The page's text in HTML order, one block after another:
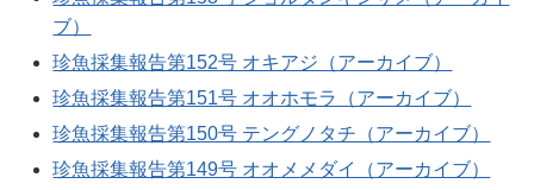
ブ）
珍魚採集報告第152号 オキアジ（アーカイブ）
珍魚採集報告第151号 オオホモラ（アーカイブ）
珍魚採集報告第150号 テングノタチ（アーカイブ）
珍魚採集報告第149号 オオメメダイ（アーカイブ）